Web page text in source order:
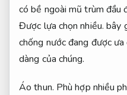
có bề ngoài mũ trùm đầu
Được lựa chọn nhiều. bây
chống nước đang được
dàng của chúng.
Áo thun. Phù hợp nhiều